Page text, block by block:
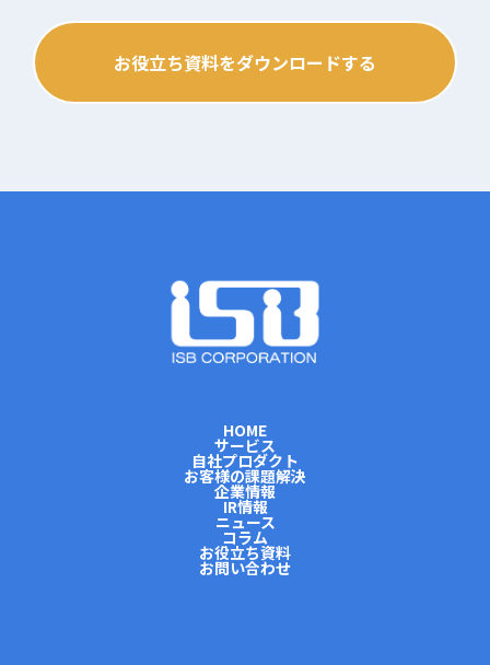
お役立ち資料をダウンロードする
HOME
サービス
自社プロダクト
お客様の課題解決
企業情報
IR情報
ニュース
コラム
お役立ち資料
お問い合わせ